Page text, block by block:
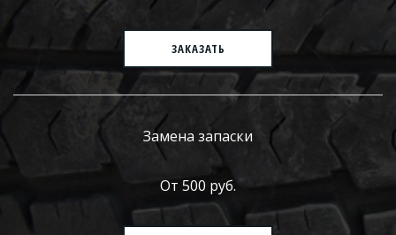
ЗАКАЗАТЬ
Замена запаски
От 500 руб.